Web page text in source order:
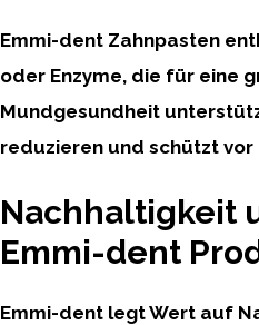
Emmi-dent Zahnpasten
oder Enzyme, die für eine
Mundgesundheit
reduzieren und schützt
Nachhaltigkeit
Emmi-dent
Emmi-dent legt Wert auf